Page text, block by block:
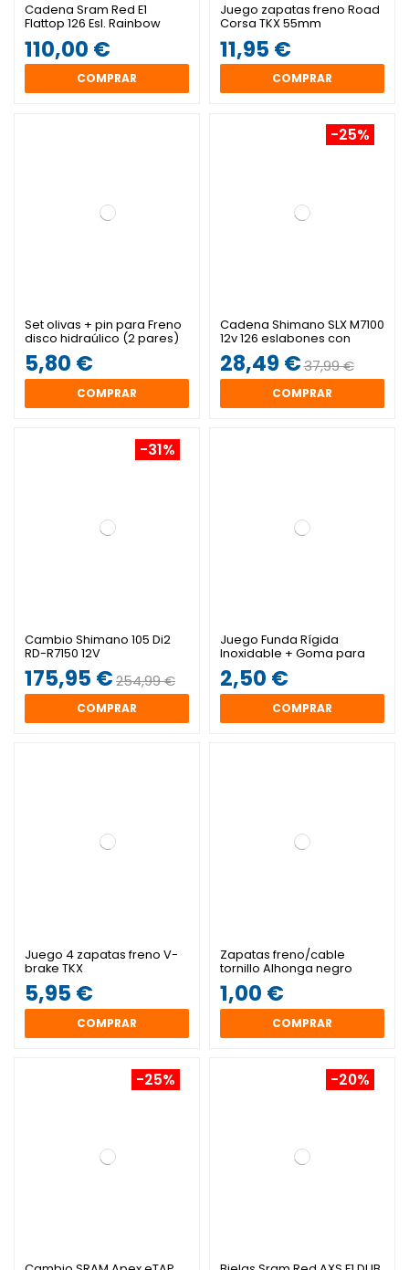
Cadena Sram Red E1
Flattop 126 Esl. Rainbow
110,00 €
COMPRAR
Juego zapatas freno Road
Corsa TKX 55mm
11,95 €
COMPRAR
Set olivas + pin para Freno
disco hidraúlico (2 pares)
5,80 €
COMPRAR
-25%
Cadena Shimano SLX M7100
12v 126 eslabones con
Quick-Link
28,49 €37,99 €
COMPRAR
-31%
Cambio Shimano 105 Di2
RD-R7150 12V
175,95 €254,99 €
COMPRAR
Juego Funda Rígida
Inoxidable + Goma para
freno V-brake
2,50 €
COMPRAR
Juego 4 zapatas freno V-
brake TKX
5,95 €
COMPRAR
Zapatas freno/cable
tornillo Alhonga negro
1,00 €
COMPRAR
-25% -20%